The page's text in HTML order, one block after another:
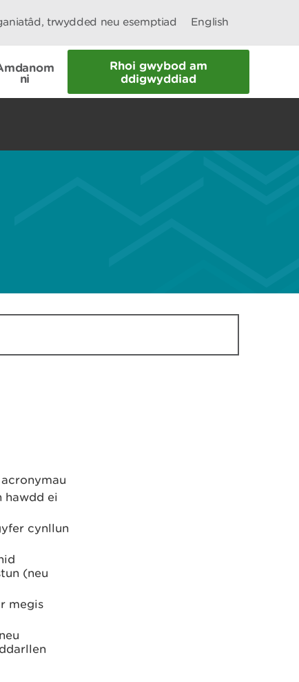
trwydded neu esemptiad English
ni
Rhoi gwybod am
ddigwyddiad
hawdd ei
cynllun
(neu
megis